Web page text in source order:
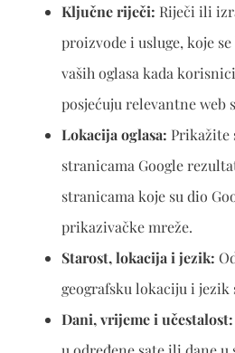
Ključne riječi: Riječi ili
proizvode i usluge, koje
vaših oglasa kada
posjećuju relevantne web
Lokacija oglasa: Prikažite
stranicama Google
stranicama koje su dio
prikazivačke mreže.
Starost, lokacija i jezik:
geografsku lokaciju i
Dani, vrijeme i učestalost: